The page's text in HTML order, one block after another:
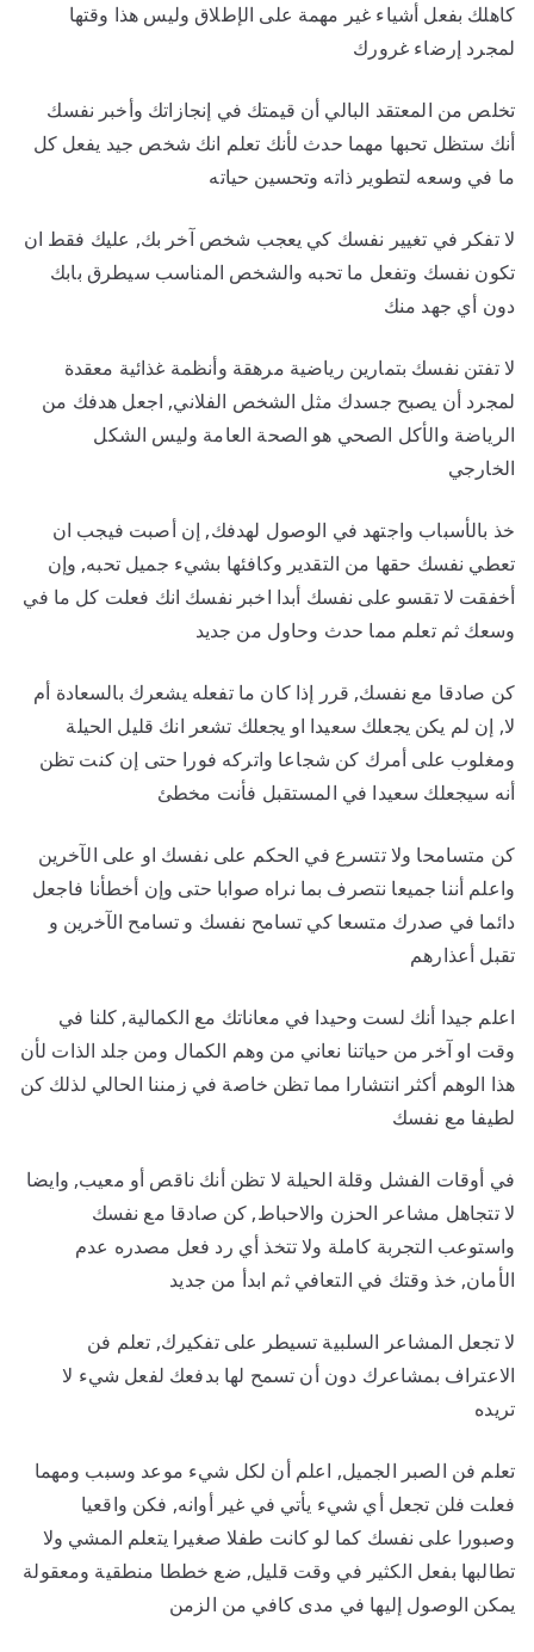
كاهلك بفعل أشياء غير مهمة على الإطلاق وليس هذا وقتها
لمجرد إرضاء غرورك
تخلص من المعتقد البالي أن قيمتك في إنجازاتك وأخبر نفسك
أنك ستظل تحبها مهما حدث لأنك تعلم انك شخص جيد يفعل كل
ما في وسعه لتطوير ذاته وتحسين حياته
لا تفكر في تغيير نفسك كي يعجب شخص آخر بك, عليك فقط ان
تكون نفسك وتفعل ما تحبه والشخص المناسب سيطرق بابك
دون أي جهد منك
لا تفتن نفسك بتمارين رياضية مرهقة وأنظمة غذائية معقدة
لمجرد أن يصبح جسدك مثل الشخص الفلاني, اجعل هدفك من
الرياضة والأكل الصحي هو الصحة العامة وليس الشكل
الخارجي
خذ بالأسباب واجتهد في الوصول لهدفك, إن أصبت فيجب ان
تعطي نفسك حقها من التقدير وكافئها بشيء جميل تحبه, وإن
أخفقت لا تقسو على نفسك أبدا اخبر نفسك انك فعلت كل ما في
وسعك ثم تعلم مما حدث وحاول من جديد
كن صادقا مع نفسك, قرر إذا كان ما تفعله يشعرك بالسعادة أم
لا, إن لم يكن يجعلك سعيدا او يجعلك تشعر انك قليل الحيلة
ومغلوب على أمرك كن شجاعا واتركه فورا حتى إن كنت تظن
أنه سيجعلك سعيدا في المستقبل فأنت مخطئ
كن متسامحا ولا تتسرع في الحكم على نفسك او على الآخرين
واعلم أننا جميعا نتصرف بما نراه صوابا حتى وإن أخطأنا فاجعل
دائما في صدرك متسعا كي تسامح نفسك و تسامح الآخرين و
تقبل أعذارهم
اعلم جيدا أنك لست وحيدا في معاناتك مع الكمالية, كلنا في
وقت او آخر من حياتنا نعاني من وهم الكمال ومن جلد الذات لأن
هذا الوهم أكثر انتشارا مما تظن خاصة في زمننا الحالي لذلك كن
لطيفا مع نفسك
في أوقات الفشل وقلة الحيلة لا تظن أنك ناقص أو معيب, وايضا
لا تتجاهل مشاعر الحزن والاحباط, كن صادقا مع نفسك
واستوعب التجربة كاملة ولا تتخذ أي رد فعل مصدره عدم
الأمان, خذ وقتك في التعافي ثم ابدأ من جديد
لا تجعل المشاعر السلبية تسيطر على تفكيرك, تعلم فن
الاعتراف بمشاعرك دون أن تسمح لها بدفعك لفعل شيء لا
تريده
تعلم فن الصبر الجميل, اعلم أن لكل شيء موعد وسبب ومهما
فعلت فلن تجعل أي شيء يأتي في غير أوانه, فكن واقعيا
وصبورا على نفسك كما لو كانت طفلا صغيرا يتعلم المشي ولا
تطالبها بفعل الكثير في وقت قليل, ضع خططا منطقية ومعقولة
يمكن الوصول إليها في مدى كافي من الزمن